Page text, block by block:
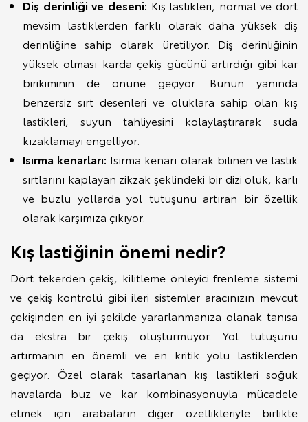
Diş derinliği ve deseni: Kış lastikleri, normal ve dört
mevsim lastiklerden farklı olarak daha yüksek diş
derinliğine sahip olarak üretiliyor. Diş derinliğinin
yüksek olması karda çekiş gücünü artırdığı gibi kar
birikiminin de önüne geçiyor. Bunun yanında
benzersiz sırt desenleri ve oluklara sahip olan kış
lastikleri, suyun tahliyesini kolaylaştırarak suda
kızaklamayı engelliyor.
Isırma kenarları: Isırma kenarı olarak bilinen ve lastik
sırtlarını kaplayan zikzak şeklindeki bir dizi oluk, karlı
ve buzlu yollarda yol tutuşunu artıran bir özellik
olarak karşımıza çıkıyor.
Kış lastiğinin önemi nedir?
Dört tekerden çekiş, kilitleme önleyici frenleme sistemi
ve çekiş kontrolü gibi ileri sistemler aracınızın mevcut
çekişinden en iyi şekilde yararlanmanıza olanak tanısa
da ekstra bir çekiş oluşturmuyor. Yol tutuşunu
artırmanın en önemli ve en kritik yolu lastiklerden
geçiyor. Özel olarak tasarlanan kış lastikleri soğuk
havalarda buz ve kar kombinasyonuyla mücadele
etmek için arabaların diğer özellikleriyle birlikte